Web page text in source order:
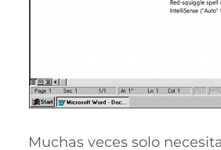
Muchas veces solo